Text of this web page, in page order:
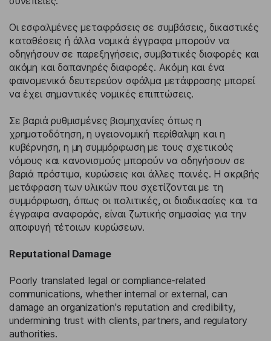
Οι εσφαλμένες μεταφράσεις σε συμβάσεις, δικαστικές
καταθέσεις ή άλλα νομικά έγγραφα μπορούν να
οδηγήσουν σε παρεξηγήσεις, συμβατικές διαφορές και
ακόμη και δαπανηρές διαφορές. Ακόμη και ένα
φαινομενικά δευτερεύον σφάλμα μετάφρασης μπορεί
να έχει σημαντικές νομικές επιπτώσεις.
Σε βαριά ρυθμισμένες βιομηχανίες όπως η
χρηματοδότηση, η υγειονομική περίθαλψη και η
κυβέρνηση, η μη συμμόρφωση με τους σχετικούς
νόμους και κανονισμούς μπορούν να οδηγήσουν σε
βαριά πρόστιμα, κυρώσεις και άλλες ποινές. Η ακριβής
μετάφραση των υλικών που σχετίζονται με τη
συμμόρφωση, όπως οι πολιτικές, οι διαδικασίες και τα
έγγραφα αναφοράς, είναι ζωτικής σημασίας για την
αποφυγή τέτοιων κυρώσεων.
Reputational Damage
Poorly translated legal or compliance-related
communications, whether internal or external, can
damage an organization's reputation and credibility,
undermining trust with clients, partners, and regulatory
authorities.